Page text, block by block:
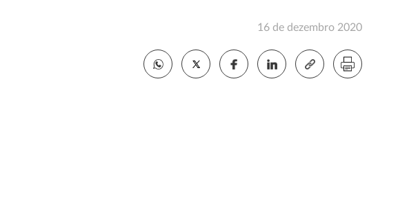
16 de dezembro 2020